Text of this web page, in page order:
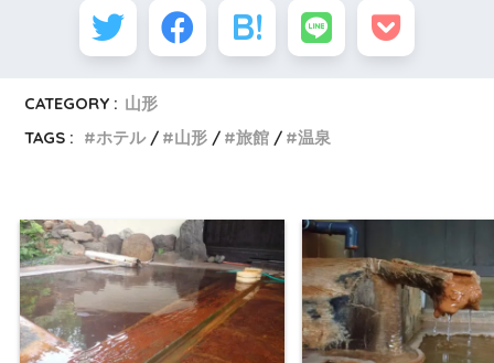
CATEGORY : 山形
TAGS :
ホテル 山形 旅館 温泉